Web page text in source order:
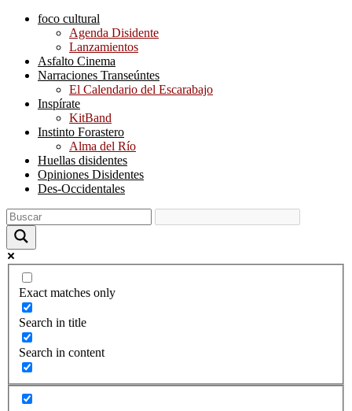
foco cultural
Agenda Disidente
Lanzamientos
Asfalto Cinema
Narraciones Transeúntes
El Calendario del Escarabajo
Inspírate
KitBand
Instinto Forastero
Alma del Río
Huellas disidentes
Opiniones Disidentes
Des-Occidentales
Exact matches only
Search in title
Search in content